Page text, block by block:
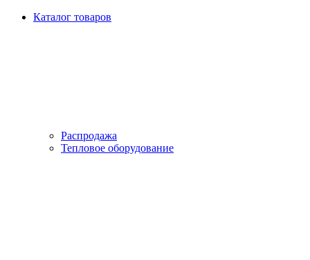
Каталог товаров
Распродажа
Тепловое оборудование